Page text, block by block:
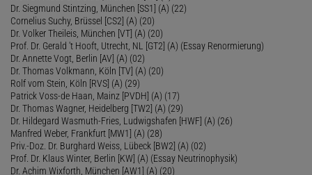
Dr. Siegmund Stintzing, München [SS1] (A) (22)
Cornelius Suchy, Brüssel [CS2] (A) (20)
Dr. Volker Theileis, München [VT] (A) (20)
Prof. Dr. Gerald 't Hooft, Utrecht, NL [GT2] (A) (Essay Renormierung)
Dr. Annette Vogt, Berlin [AV] (A) (02)
Dr. Thomas Volkmann, Köln [TV] (A) (20)
Rolf vom Stein, Köln [RVS] (A) (29)
Patrick Voss-de Haan, Mainz [PVDH] (A) (17)
Dr. Thomas Wagner, Heidelberg [TW2] (A) (29)
Dr. Hildegard Wasmuth-Fries, Ludwigshafen [HWF] (A) (26)
Manfred Weber, Frankfurt [MW1] (A) (28)
Priv.-Doz. Dr. Burghard Weiss, Lübeck [BW2] (A) (02)
Prof. Dr. Klaus Winter, Berlin [KW] (A) (Essay Neutrinophysik)
Dr. Achim Wixforth, München [AW1] (A) (20)